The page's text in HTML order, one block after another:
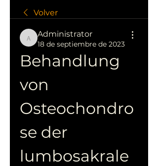
Volver
Administrator
Administrator
18 de septiembre de 2023
Behandlung
von
Osteochondro
se der
lumbosakrale